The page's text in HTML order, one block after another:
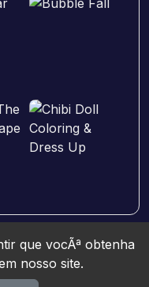
que vocÃª obtenha
nosso site.